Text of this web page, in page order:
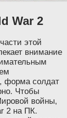
War 2
этой
внимание
форма солдат
Чтобы
войны,
2 на ПК.